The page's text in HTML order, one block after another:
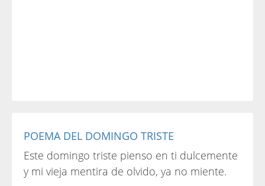
POEMA DEL DOMINGO TRISTE
Este domingo triste pienso en ti dulcemente
y mi vieja mentira de olvido, ya no miente.